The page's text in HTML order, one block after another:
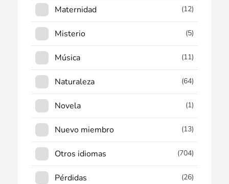
Maternidad (12)
Misterio (5)
Música (11)
Naturaleza (64)
Novela (1)
Nuevo miembro (13)
Otros idiomas (704)
Pérdidas (26)